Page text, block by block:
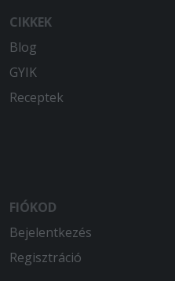
CIKKEK
Blog
GYIK
Receptek
FIÓKOD
Bejelentkezés
Regisztráció